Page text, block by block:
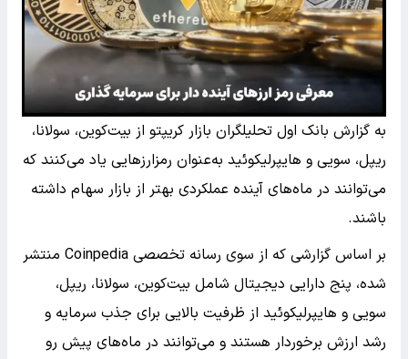
به گزارش بانک اول تحلیلگران بازار کریپتو از بیت‌کوین، سولانا،
ریپل، سویی و هایپرلیکوئید به‌عنوان رمزارزهایی یاد می‌کنند که
می‌توانند در ماه‌های آینده عملکردی بهتر از بازار سهام داشته
باشند.
بر اساس گزارشی که از سوی رسانه تخصصی Coinpedia منتشر
شده، پنج دارایی دیجیتال شامل بیت‌کوین، سولانا، ریپل،
سویی و هایپرلیکوئید از ظرفیت بالایی برای جذب سرمایه و
رشد ارزش برخوردار هستند و می‌توانند در ماه‌های پیش رو